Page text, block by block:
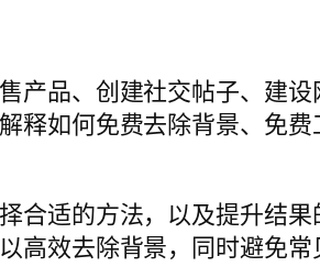
产品、创建社交帖子、建
释如何免费去除背景、免
合适的方法，以及提升结
高效去除背景，同时避免